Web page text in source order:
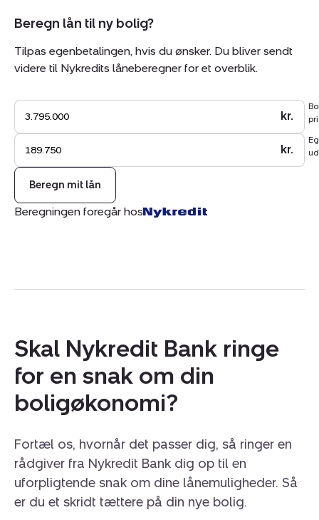
Beregn lån til ny bolig?
Tilpas egenbetalingen, hvis du ønsker. Du bliver sendt
videre til Nykredits låneberegner for et overblik.
kr.
kr.
Beregn mit lån
Beregningen foregår hos
Skal Nykredit Bank ringe
for en snak om din
boligøkonomi?
Fortæl os, hvornår det passer dig, så ringer en
rådgiver fra Nykredit Bank dig op til en
uforpligtende snak om dine lånemuligheder. Så
er du et skridt tættere på din nye bolig.